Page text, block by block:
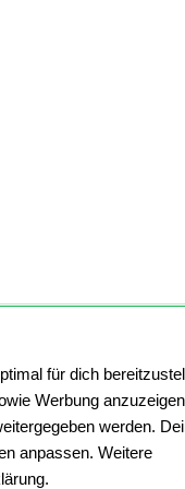
für dich
Werbung
werden.
anpassen. Weitere